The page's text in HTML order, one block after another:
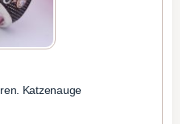
Katzenauge